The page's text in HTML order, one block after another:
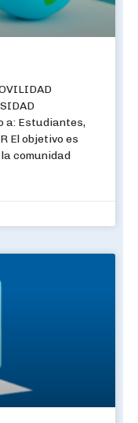
a: Estudiantes,
El objetivo es
comunidad